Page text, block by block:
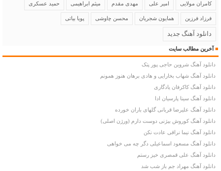
کامران مولایی امیر علی مهدی مقدم میثم ابراهیمی حمید عسکری
فرزاد فرزین همایون شجریان محسن چاوشی پویا بیاتی
دانلود آهنگ جدید
■ آخرین مطالب سایت
دانلود آهنگ شروین حاجی پور پتک
دانلود آهنگ شهاب بخارایی و هادی برهان هنوز همونم
دانلود آهنگ کاکرفان یادگاری
دانلود آهنگ سینا پارسیان ادا
دانلود آهنگ علیرضا قربانی گلهای باران خورده
دانلود آهنگ کوروش بیژنی دوست دارم (ورژن اصلی)
دانلود آهنگ نیما نراقی عادت نکن
دانلود آهنگ مسعود اسماعیلی دگر چه می خواهی
دانلود آهنگ علی قمصری خیز رستم
دانلود آهنگ مهراد جم باز شب شد